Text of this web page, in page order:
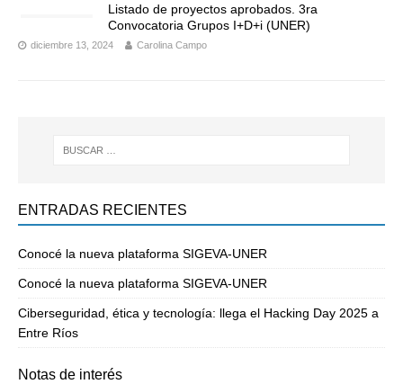
Listado de proyectos aprobados. 3ra
Convocatoria Grupos I+D+i (UNER)
diciembre 13, 2024 Carolina Campo
ENTRADAS RECIENTES
Conocé la nueva plataforma SIGEVA-UNER
Conocé la nueva plataforma SIGEVA-UNER
Ciberseguridad, ética y tecnología: llega el Hacking Day 2025 a
Entre Ríos
Notas de interés